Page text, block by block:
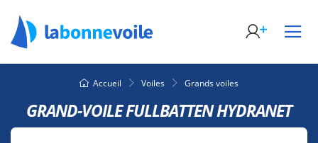
Accueil Voiles Grands voiles
GRAND-VOILE FULLBATTEN HYDRANET